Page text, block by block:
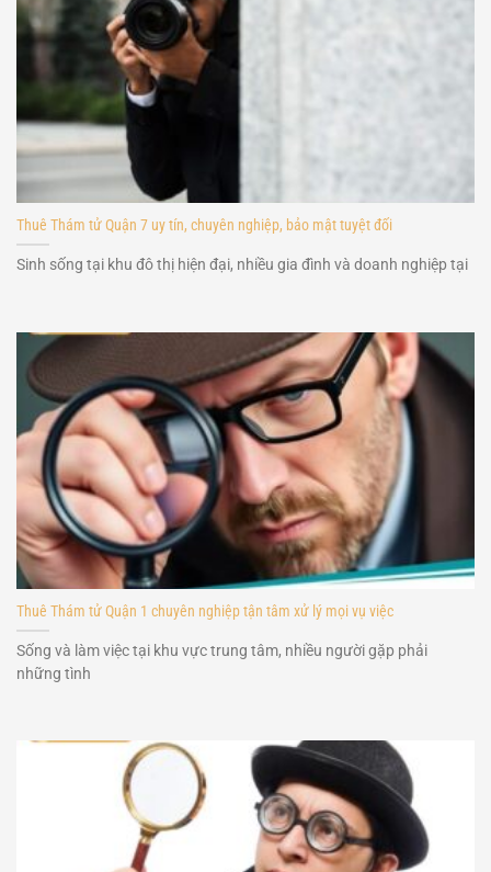
Thuê Thám tử Quận 7 uy tín, chuyên nghiệp, bảo mật tuyệt đối
Sinh sống tại khu đô thị hiện đại, nhiều gia đình và doanh nghiệp tại
Thuê Thám tử Quận 1 chuyên nghiệp tận tâm xử lý mọi vụ việc
Sống và làm việc tại khu vực trung tâm, nhiều người gặp phải
những tình